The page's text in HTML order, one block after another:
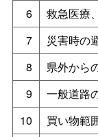
6
救急医療
7
災害時の
8
県外から
9
一般道路
10
買い物範